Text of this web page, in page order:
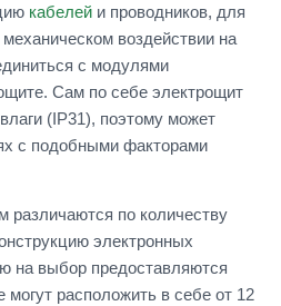
кабелей и проводников, для
воздействии на
с модулями
Сам по себе электрощит
(IP31), поэтому может
с подобными факторами
различаются по количеству
электронных
на выбор предоставляются
могут расположить в себе от 12